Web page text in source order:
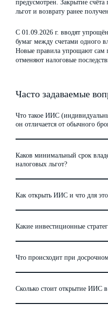
предусмотрен. Закрытие
льгот и возврату ранее
С 01.09.2026 г. вводят
бумаг между счетами одного
Новые правила упрощают сам
отменяют налоговые
Часто задаваемые
Что такое ИИС
он отличается от обычного
Каков минимальный срок
налоговых льгот?
Как открыть ИИС и что для
Какие инвестиционные
Что происходит при
Сколько стоит открытие ИИС